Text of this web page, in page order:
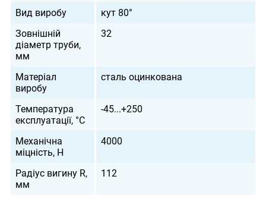
Вид виробу
кут 80°
Зовнішній
діаметр труби,
мм
32
Матеріал
виробу
сталь оцинкована
Температура
експлуатації, °С
-45...+250
Механічна
міцність, Н
4000
Радіус вигину R,
мм
112